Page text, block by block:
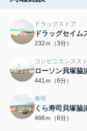
ドラッグストア
ドラッグセイム
232ｍ（3分）
コンビニエンスス
ローソン貝塚脇
441ｍ（6分）
寿司
くら寿司貝塚脇
466ｍ（6分）